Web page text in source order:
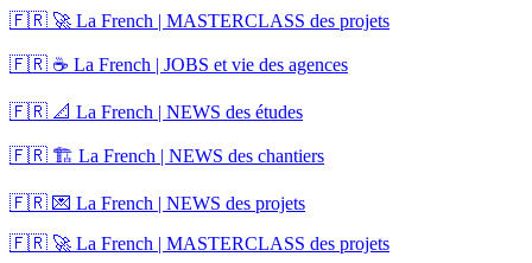
🇫🇷 🚀 La French | MASTERCLASS des projets
🇫🇷 ☕ La French | JOBS et vie des agences
🇫🇷 📐 La French | NEWS des études
🇫🇷 🏗️ La French | NEWS des chantiers
🇫🇷 💌 La French | NEWS des projets
🇫🇷 🚀 La French | MASTERCLASS des projets